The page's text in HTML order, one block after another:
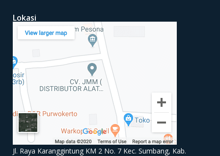
Lokasi
Jl. Raya Karanggintung KM 2 No. 7 Kec. Sumbang, Kab.